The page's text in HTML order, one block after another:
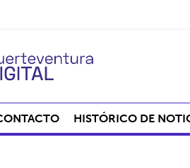
HISTÓRICO DE